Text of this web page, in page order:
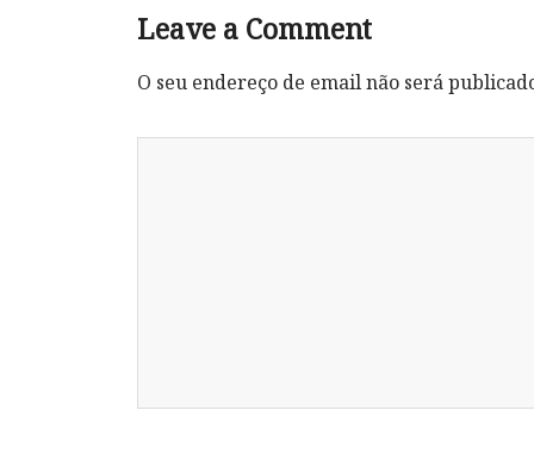
Leave a Comment
O seu endereço de email não será